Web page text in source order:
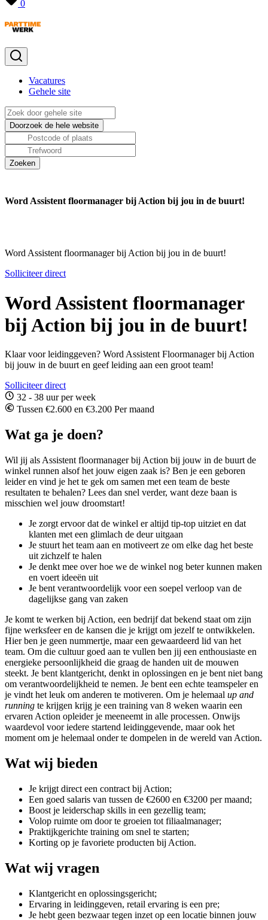
0
Vacatures
Gehele site
Word Assistent floormanager bij Action bij jou in de buurt!
Word Assistent floormanager bij Action bij jou in de buurt!
Solliciteer direct
Word Assistent floormanager
bij Action bij jou in de buurt!
Klaar voor leidinggeven? Word Assistent Floormanager bij Action
bij jouw in de buurt en geef leiding aan een groot team!
Solliciteer direct
32 - 38 uur per week
Tussen €2.600 en €3.200 Per maand
Wat ga je doen?
Wil jij als Assistent floormanager bij Action bij jouw in de buurt de
winkel runnen alsof het jouw eigen zaak is? Ben je een geboren
leider en vind je het te gek om samen met een team de beste
resultaten te behalen? Lees dan snel verder, want deze baan is
misschien wel jouw droomstart!
Je zorgt ervoor dat de winkel er altijd tip-top uitziet en dat
klanten met een glimlach de deur uitgaan
Je stuurt het team aan en motiveert ze om elke dag het beste
uit zichzelf te halen
Je denkt mee over hoe we de winkel nog beter kunnen maken
en voert ideeën uit
Je bent verantwoordelijk voor een soepel verloop van de
dagelijkse gang van zaken
Je komt te werken bij Action, een bedrijf dat bekend staat om zijn
fijne werksfeer en de kansen die je krijgt om jezelf te ontwikkelen.
Hier ben je geen nummertje, maar een gewaardeerd lid van het
team. Om die cultuur goed aan te vullen ben jij een enthousiaste en
energieke persoonlijkheid die graag de handen uit de mouwen
steekt. Je bent klantgericht, denkt in oplossingen en je bent niet bang
om verantwoordelijkheid te nemen. Je bent een echte teamspeler en
je vindt het leuk om anderen te motiveren. Om je helemaal up and
running te krijgen krijg je een training van 8 weken waarin een
ervaren Action opleider je meeneemt in alle processen. Onwijs
waardevol voor iedere startend leidinggevende, maar ook het
moment om je helemaal onder te dompelen in de wereld van Action.
Wat wij bieden
Je krijgt direct een contract bij Action;
Een goed salaris van tussen de €2600 en €3200 per maand;
Boost je leiderschap skills in een gezellig team;
Volop ruimte om door te groeien tot filiaalmanager;
Praktijkgerichte training om snel te starten;
Korting op je favoriete producten bij Action.
Wat wij vragen
Klantgericht en oplossingsgericht;
Ervaring in leidinggeven, retail ervaring is een pre;
Je hebt geen bezwaar tegen inzet op een locatie binnen jouw